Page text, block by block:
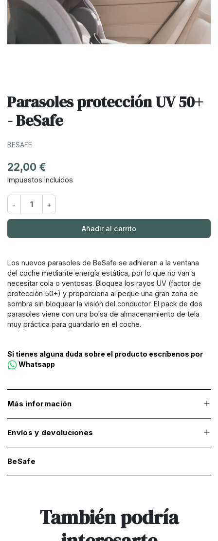
Parasoles protección UV 50+
- BeSafe
BESAFE
22,00 €
Impuestos incluidos
- +
Añadir al carrito
Los nuevos parasoles de BeSafe se adhieren a la ventana
del coche mediante energía estática, por lo que no van a
necesitar cola o ventosas. Bloquea los rayos UV (factor de
protección 50+) y proporciona al peque una gran zona de
sombra sin bloquear la visión del conductor. El pack de dos
parasoles viene con una bolsa de almacenamiento de tela
muy práctica para guardarlo en el coche.
Si tienes alguna duda sobre el producto escríbenos por
Whatsapp
Más información
Envíos y devoluciones
BeSafe
También podría